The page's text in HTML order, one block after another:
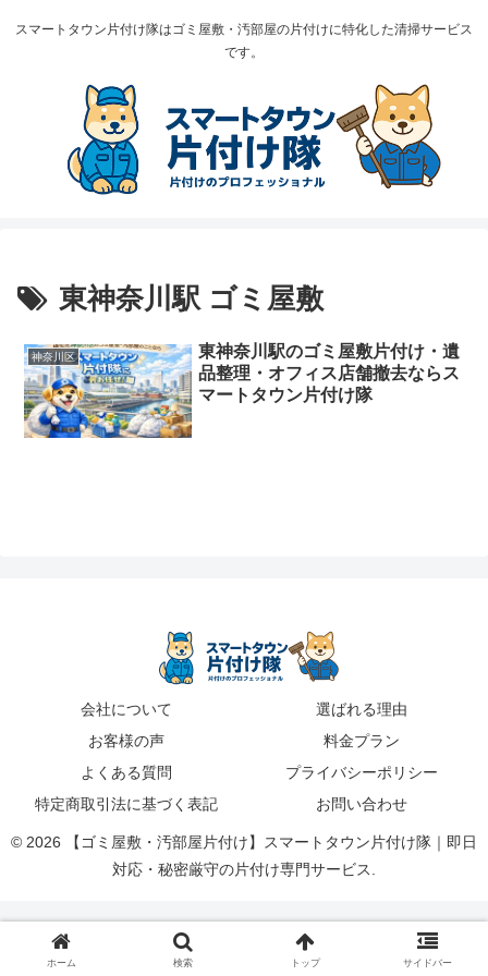
スマートタウン片付け隊はゴミ屋敷・汚部屋の片付けに特化した清掃サービス
です。
東神奈川駅 ゴミ屋敷
神奈川区
東神奈川駅のゴミ屋敷片付け・遺
品整理・オフィス店舗撤去ならス
マートタウン片付け隊
会社について
選ばれる理由
お客様の声
料金プラン
よくある質問
プライバシーポリシー
特定商取引法に基づく表記
お問い合わせ
© 2026 【ゴミ屋敷・汚部屋片付け】スマートタウン片付け隊｜即日
対応・秘密厳守の片付け専門サービス.
ホーム 検索 トップ サイドバー